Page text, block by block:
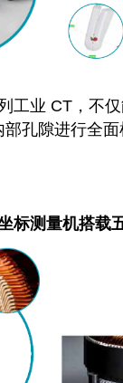
工业 CT，不
部孔隙进行全
标测量机搭载